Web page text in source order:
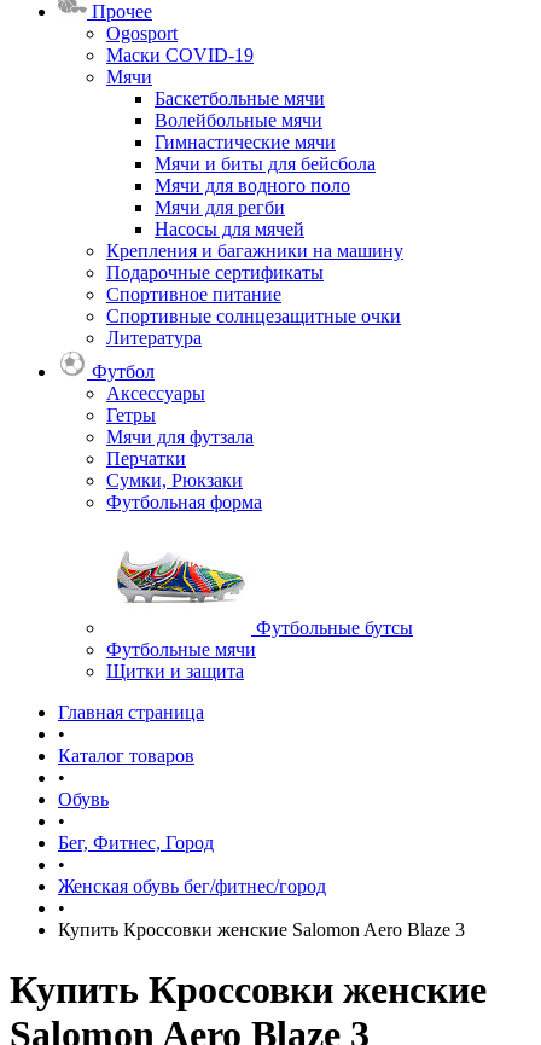
Прочее
Ogosport
Маски COVID-19
Мячи
Баскетбольные мячи
Волейбольные мячи
Гимнастические мячи
Мячи и биты для бейсбола
Мячи для водного поло
Мячи для регби
Насосы для мячей
Крепления и багажники на машину
Подарочные сертификаты
Спортивное питание
Спортивные солнцезащитные очки
Литература
Футбол
Аксессуары
Гетры
Мячи для футзала
Перчатки
Сумки, Рюкзаки
Футбольная форма
Футбольные бутсы
Футбольные мячи
Щитки и защита
Главная страница
•
Каталог товаров
•
Обувь
•
Бег, Фитнес, Город
•
Женская обувь бег/фитнес/город
•
Купить Кроссовки женские Salomon Aero Blaze 3
Купить Кроссовки женские
Salomon Aero Blaze 3